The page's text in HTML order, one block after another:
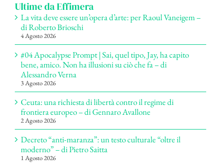
Ultime da Effimera
La vita deve essere un’opera d’arte: per Raoul Vaneigem –
di Roberto Brioschi
4 Agosto 2026
#04 Apocalypse Prompt | Sai, quel tipo, Jay, ha capito
bene, amico. Non ha illusioni su ciò che fa – di
Alessandro Verna
3 Agosto 2026
Ceuta: una richiesta di libertà contro il regime di
frontiera europeo – di Gennaro Avallone
2 Agosto 2026
Decreto “anti-maranza”: un testo culturale “oltre il
moderno” – di Pietro Saitta
1 Agosto 2026